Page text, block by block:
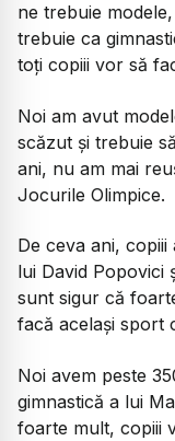
ne trebuie
trebuie ca
toți copiii vor să
Noi am avut
scăzut și trebuie
ani, nu am mai
Jocurile Olimpice.
De ceva ani,
lui David Popovici
sunt sigur că
facă același sport
Noi avem peste
gimnastică a lui
foarte mult, copiii